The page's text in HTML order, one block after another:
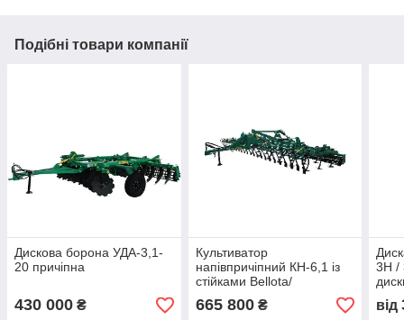
Подібні товари компанії
Дискова борона УДА-3,1-
20 причіпна
430 000 ₴
Культиватор
напівпричіпний КН-6,1 із
стійками Bellota/
Eurozappa (3-х рядний) з
польовою планкою
665 800₴
3Н /
від